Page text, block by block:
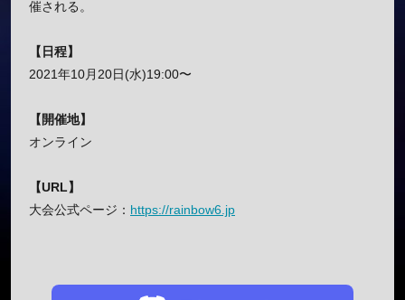
催される。
【日程】
2021年10月20日(水)19:00〜
【開催地】
オンライン
【URL】
大会公式ページ： https://rainbow6.jp